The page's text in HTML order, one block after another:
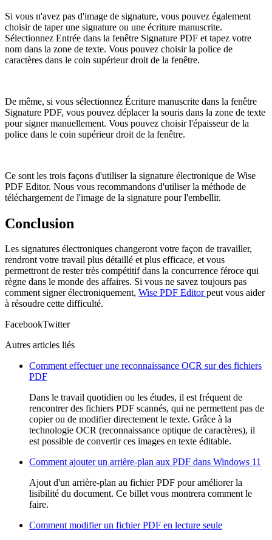
Si vous n'avez pas d'image de signature, vous pouvez également
choisir de taper une signature ou une écriture manuscrite.
Sélectionnez Entrée dans la fenêtre Signature PDF et tapez votre
nom dans la zone de texte. Vous pouvez choisir la police de
caractères dans le coin supérieur droit de la fenêtre.
De même, si vous sélectionnez Écriture manuscrite dans la fenêtre
Signature PDF, vous pouvez déplacer la souris dans la zone de texte
pour signer manuellement. Vous pouvez choisir l'épaisseur de la
police dans le coin supérieur droit de la fenêtre.
Ce sont les trois façons d'utiliser la signature électronique de Wise
PDF Editor. Nous vous recommandons d'utiliser la méthode de
téléchargement de l'image de la signature pour l'embellir.
Conclusion
Les signatures électroniques changeront votre façon de travailler,
rendront votre travail plus détaillé et plus efficace, et vous
permettront de rester très compétitif dans la concurrence féroce qui
règne dans le monde des affaires. Si vous ne savez toujours pas
comment signer électroniquement, Wise PDF Editorpeut vous aider
à résoudre cette difficulté.
FacebookTwitter
Autres articles liés
Comment effectuer une reconnaissance OCR sur des fichiers
PDF
Dans le travail quotidien ou les études, il est fréquent de
rencontrer des fichiers PDF scannés, qui ne permettent pas de
copier ou de modifier directement le texte. Grâce à la
technologie OCR (reconnaissance optique de caractères), il
est possible de convertir ces images en texte éditable.
Comment ajouter un arrière-plan aux PDF dans Windows 11
Ajout d'un arrière-plan au fichier PDF pour améliorer la
lisibilité du document. Ce billet vous montrera comment le
faire.
Comment modifier un fichier PDF en lecture seule